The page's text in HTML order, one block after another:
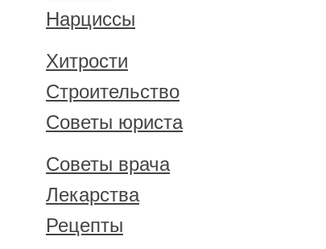
Нарциссы
Хитрости
Строительство
Советы юриста
Советы врача
Лекарства
Рецепты